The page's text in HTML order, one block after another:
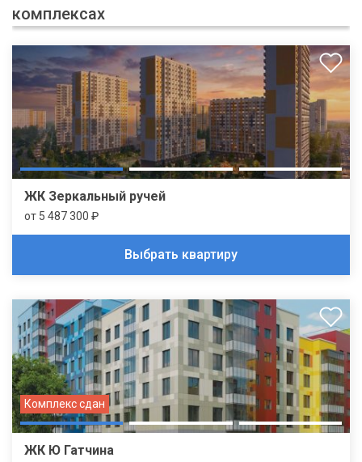
комплексах
ЖК Зеркальный ручей
от 5 487 300 ₽
Выбрать квартиру
Комплекс сдан
ЖК Ю Гатчина